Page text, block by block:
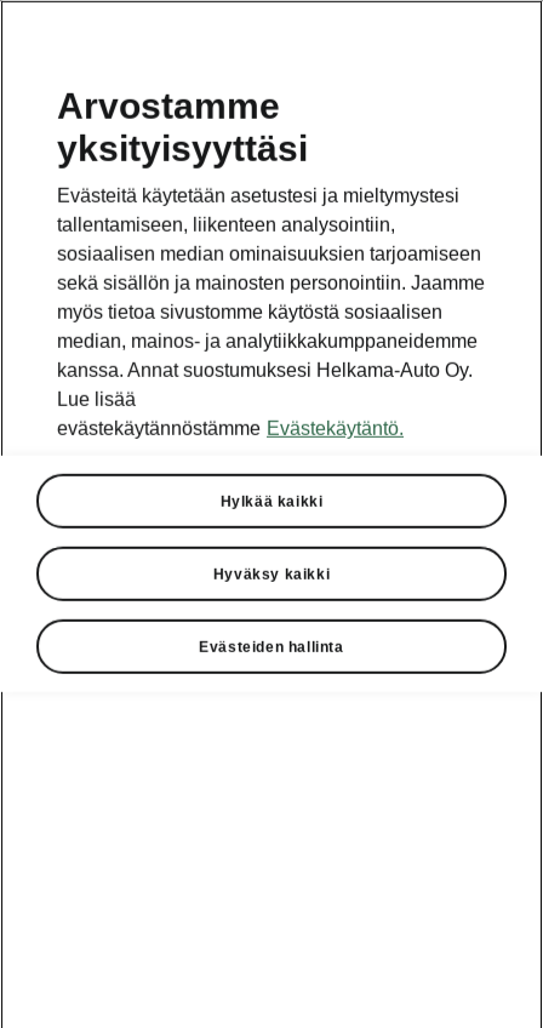
Arvostamme
yksityisyyttäsi
Evästeitä käytetään asetustesi ja mieltymystesi
tallentamiseen, liikenteen analysointiin,
sosiaalisen median ominaisuuksien tarjoamiseen
sekä sisällön ja mainosten personointiin. Jaamme
myös tietoa sivustomme käytöstä sosiaalisen
median, mainos- ja analytiikkakumppaneidemme
kanssa. Annat suostumuksesi Helkama-Auto Oy.
Lue lisää
evästekäytännöstämme Evästekäytäntö.
Hylkää kaikki
Hyväksy kaikki
Evästeiden hallinta